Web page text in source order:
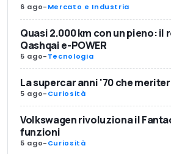
6 ago-Mercato e Industria
Quasi 2.000 km con un pieno: il
Qashqai e-POWER
5 ago-Tecnologia
La supercar anni '70 che
5 ago-Curiosità
Volkswagen rivoluziona il
funzioni
5 ago-Curiosità